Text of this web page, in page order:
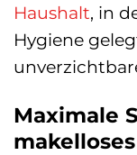
Haushalt, in
Hygiene
Maximale